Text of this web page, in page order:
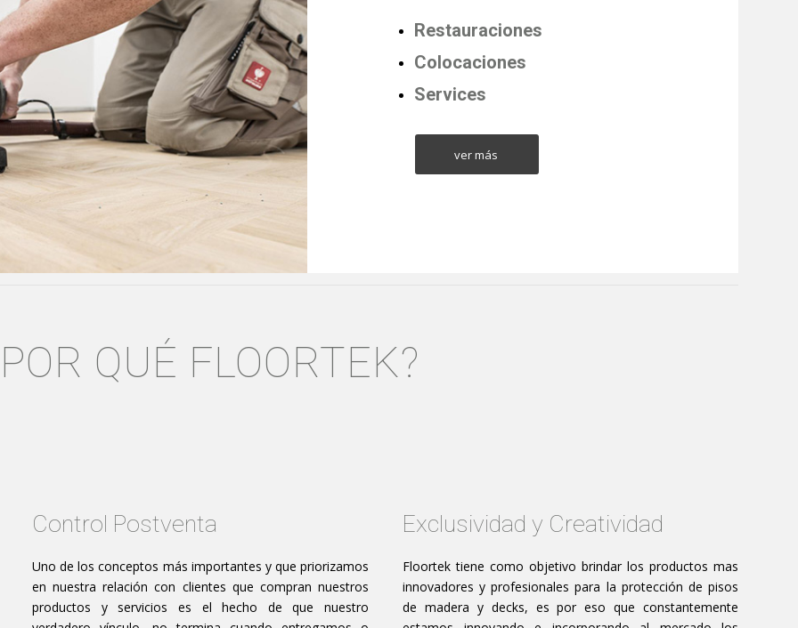
Restauraciones
Colocaciones
Services
ver más
QUÉ FLOORTEK?
Control Postventa
Uno de los conceptos más importantes y que priorizamos
en nuestra relación con clientes que compran nuestros
productos y servicios es el hecho de que nuestro
Exclusividad y Creatividad
Floortek tiene como objetivo brindar los productos mas
innovadores y profesionales para la protección de pisos
de madera y decks, es por eso que constantemente